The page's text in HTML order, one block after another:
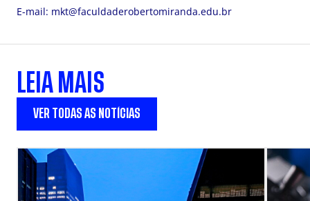
E-mail: mkt@faculdaderobertomiranda.edu.br
LEIA MAIS
VER TODAS AS NOTÍCIAS